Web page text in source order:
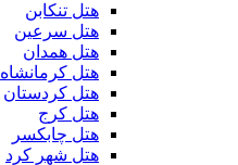
هتل تنکابن
هتل سرعین
هتل همدان
هتل کرمانشاه
هتل کردستان
هتل کرج
هتل چابکسر
هتل شهر کرد